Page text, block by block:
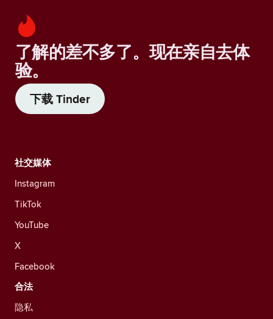
了解的差不多了。现在亲自去体
验。
下载 Tinder
社交媒体
Instagram
TikTok
YouTube
X
Facebook
合法
隐私